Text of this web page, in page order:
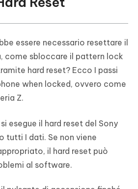
essere necessario resettare il
come sbloccare il pattern lock
hard reset? Ecco I passi
when locked, ovvero come
Z.
esegue il hard reset del Sony
tutti I dati. Se non viene
il hard reset può
al software.